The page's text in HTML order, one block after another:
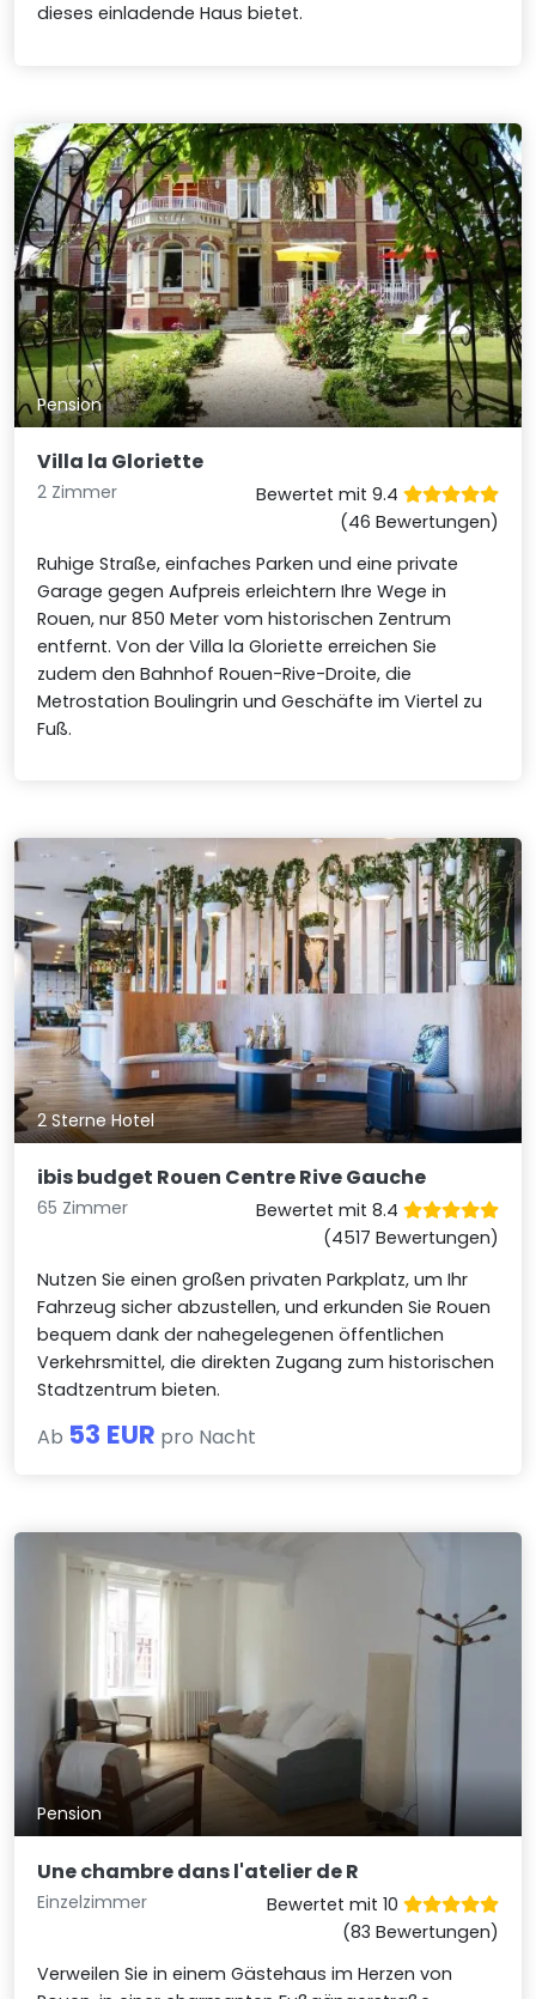
dieses einladende Haus bietet.
Pension
Villa la Gloriette
2 Zimmer
Bewertet mit 9.4
(46 Bewertungen)
Ruhige Straße, einfaches Parken und eine private
Garage gegen Aufpreis erleichtern Ihre Wege in
Rouen, nur 850 Meter vom historischen Zentrum
entfernt. Von der Villa la Gloriette erreichen Sie
zudem den Bahnhof Rouen-Rive-Droite, die
Metrostation Boulingrin und Geschäfte im Viertel zu
Fuß.
2 Sterne Hotel
ibis budget Rouen Centre Rive Gauche
65 Zimmer
Bewertet mit 8.4
(4517 Bewertungen)
Nutzen Sie einen großen privaten Parkplatz, um Ihr
Fahrzeug sicher abzustellen, und erkunden Sie Rouen
bequem dank der nahegelegenen öffentlichen
Verkehrsmittel, die direkten Zugang zum historischen
Stadtzentrum bieten.
Ab 53 EUR pro Nacht
Pension
Une chambre dans l'atelier de R
Einzelzimmer
Bewertet mit 10
(83 Bewertungen)
Verweilen Sie in einem Gästehaus im Herzen von